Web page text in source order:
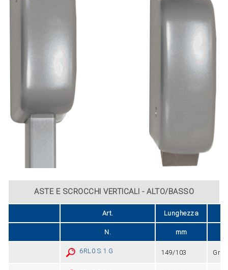
ASTE E SCROCCHI VERTICALI - ALTO/BASSO
Art. Lunghezza
N. mm
6RL0.S.1.G 149/103